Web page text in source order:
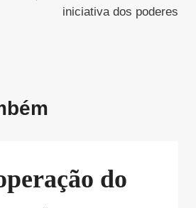
iniciativa dos poderes
do